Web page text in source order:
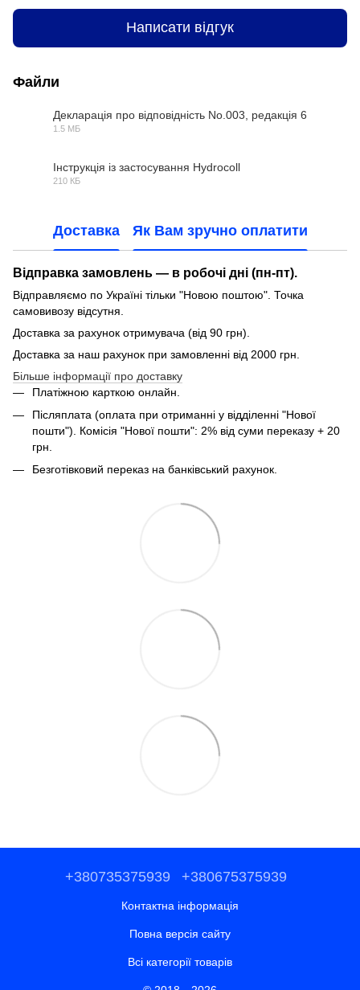
Написати відгук
Файли
Декларація про відповідність No.003, редакція 6
1.5 МБ
Інструкція із застосування Hydrocoll
210 КБ
Доставка Як Вам зручно оплатити
Відправка замовлень — в робочі дні (пн-пт).
Відправляємо по Україні тільки "Новою поштою". Точка
самовивозу відсутня.
Доставка за рахунок отримувача (від 90 грн).
Доставка за наш рахунок при замовленні від 2000 грн.
Більше інформації про доставку
Платіжною карткою онлайн.
Післяплата (оплата при отриманні у відділенні "Нової
пошти"). Комісія "Нової пошти": 2% від суми переказу + 20
грн.
Безготівковий переказ на банківський рахунок.
+380735375939 +380675375939
Контактна інформація
Повна версія сайту
Всі категорії товарів